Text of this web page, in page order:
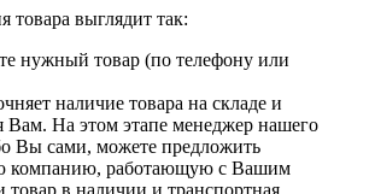
товара выглядит так:
нужный товар (по телефону или
наличие товара на складе и
Вам. На этом этапе менеджер нашего
Вы сами, можете предложить
компанию, работающую с Вашим